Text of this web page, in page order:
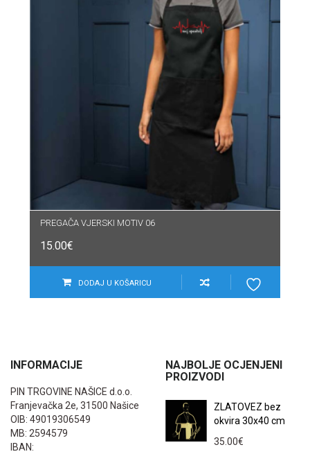
PREGAČA VJERSKI MOTIV 06
15.00€
DODAJ U KOŠARICU
INFORMACIJE
PIN TRGOVINE NAŠICE d.o.o.
Franjevačka 2e, 31500 Našice
OIB: 49019306549
MB: 2594579
IBAN:
NAJBOLJE OCJENJENI
PROIZVODI
ZLATOVEZ bez
okvira 30x40 cm
35.00€